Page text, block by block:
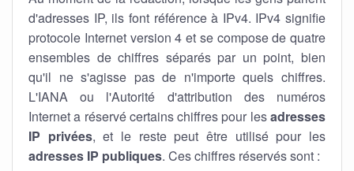
d'adresses IP, ils font référence à IPv4. IPv4 signifie
protocole Internet version 4 et se compose de quatre
ensembles de chiffres séparés par un point, bien
qu'il ne s'agisse pas de n'importe quels chiffres.
L'IANA ou l'Autorité d'attribution des numéros
Internet a réservé certains chiffres pour lesadresses
IP privées, et le reste peut être utilisé pour les
adresses IP publiques. Ces chiffres réservés sont :